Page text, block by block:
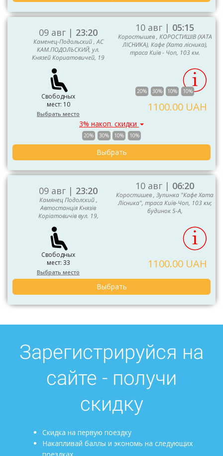
09 авг | 23:20
Каменец-Подольский , АС
КАМ.ПОДОЛЬСКИЙ, ул.
Князей Кориатовичей, 19
10 авг | 05:15
Коростышев , КОРОСТИШІВ (ХАТА
ЛІСНИКА), Кафе (Хата лісника),
траса Київ - Чоп, 103 км.
Свободных
мест: 10
Выбрать место
20% 30% 10% 10%
1100.00 UAH
3% накоп. скидки
20% 30% 10% 10%
Выбрать
09 авг | 23:20
Камянец Подолский ,
Автостанція Князів
Коріатовичів вул. 19,
10 авг | 06:20
Коростишев , Зупинка "Кафе Хата
Лісника", траса Київ-Чоп, 103 км;
будинок 5-А,
Свободных
мест: 33
Выбрать место
1100.00 UAH
Выбрать
Зарегистрируйся на
сайте - получи
скидку
Скидка на первую поездку
Накапливай баллы и экономь на следующих
поездках